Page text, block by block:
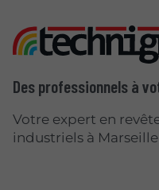
Des professionnels à
Votre expert en
industriels à Marseille